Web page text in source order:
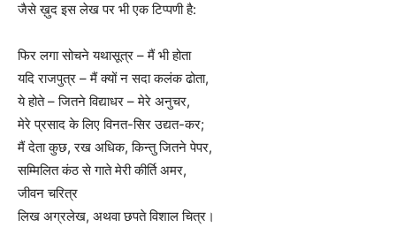
जैसे ख़ुद इस लेख पर भी एक टिप्पणी है:
फिर लगा सोचने यथासूत्र – मैं भी होता
यदि राजपुत्र – मैं क्यों न सदा कलंक ढोता,
ये होते – जितने विद्याधर – मेरे अनुचर,
मेरे प्रसाद के लिए विनत-सिर उद्यत-कर;
मैं देता कुछ, रख अधिक, किन्तु जितने पेपर,
सम्मिलित कंठ से गाते मेरी कीर्ति अमर,
जीवन चरित्र
लिख अग्रलेख, अथवा छपते विशाल चित्र।